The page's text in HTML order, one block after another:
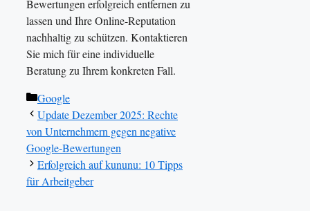
Bewertungen erfolgreich entfernen zu
lassen und Ihre Online-Reputation
nachhaltig zu schützen. Kontaktieren
Sie mich für eine individuelle
Beratung zu Ihrem konkreten Fall.
Kategorien
Google
Update Dezember 2025: Rechte
von Unternehmern gegen negative
Google-Bewertungen
Erfolgreich auf kununu: 10 Tipps
für Arbeitgeber